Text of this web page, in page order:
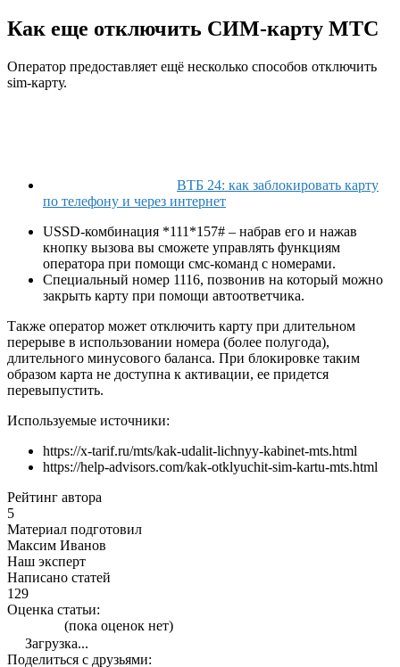
Как еще отключить СИМ-карту МТС
Оператор предоставляет ещё несколько способов отключить
sim-карту.
ВТБ 24: как заблокировать карту
по телефону и через интернет
USSD-комбинация *111*157# ‒ набрав его и нажав
кнопку вызова вы сможете управлять функциям
оператора при помощи смс-команд с номерами.
Специальный номер 1116, позвонив на который можно
закрыть карту при помощи автоответчика.
Также оператор может отключить карту при длительном
перерыве в использовании номера (более полугода),
длительного минусового баланса. При блокировке таким
образом карта не доступна к активации, ее придется
перевыпустить.
Используемые источники:
https://x-tarif.ru/mts/kak-udalit-lichnyy-kabinet-mts.html
https://help-advisors.com/kak-otklyuchit-sim-kartu-mts.html
Рейтинг автора
5
Материал подготовил
Максим Иванов
Наш эксперт
Написано статей
129
Оценка статьи:
(пока оценок нет)
Загрузка...
Поделиться с друзьями: